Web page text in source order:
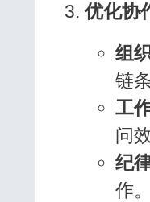
优化协
组
链
工
问
纪
作